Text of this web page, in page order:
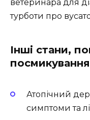
ветеринара для
турботи про
Інші стани,
Атопічний
симптоми та